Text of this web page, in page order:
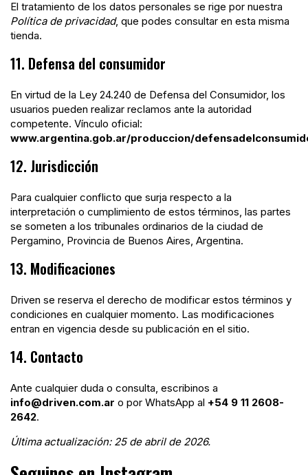
El tratamiento de los datos personales se rige por nuestra
Política de privacidad, que podes consultar en esta misma
tienda.
11. Defensa del consumidor
En virtud de la Ley 24.240 de Defensa del Consumidor, los
usuarios pueden realizar reclamos ante la autoridad
competente. Vínculo oficial:
www.argentina.gob.ar/produccion/
12. Jurisdicción
Para cualquier conflicto que surja respecto a la
interpretación o cumplimiento de estos términos, las partes
se someten a los tribunales ordinarios de la ciudad de
Pergamino, Provincia de Buenos Aires, Argentina.
13. Modificaciones
Driven se reserva el derecho de modificar estos términos y
condiciones en cualquier momento. Las modificaciones
entran en vigencia desde su publicación en el sitio.
14. Contacto
Ante cualquier duda o consulta, escribinos a
info@driven.com.ar o por WhatsApp al +54 9 11 2608-
2642.
Última actualización: 25 de abril de 2026.